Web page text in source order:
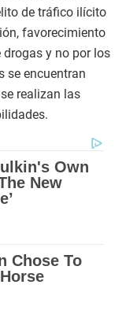
de tráfico ilícito
favorecimiento
y no por los
se encuentran
realizan las